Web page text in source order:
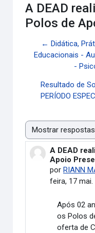
A DEAD
Polos de
← Didática,
Educacionais -
-
Resultado de
PERÍODO
Modo de
A DEAD
Apoio
por RIANN
feira, 17 mai.
Número de
Após 02
os Polos
oferta de